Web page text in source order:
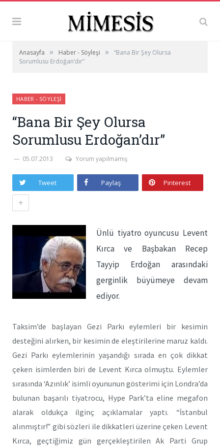
Anasayfa » Haber - Söyleşi »
“Bana Bir Şey Olursa
Sorumlusu Erdoğan’dır”
HABER - SÖYLEŞI
“Bana Bir Şey Olursa
Sorumlusu Erdoğan’dır”
05.07.2013 Yorum yapılmamış
Tweet Paylaş Pinterest
+
Ünlü tiyatro oyuncusu Levent
Kırca ve Başbakan Recep
Tayyip Erdoğan arasındaki
gerginlik büyümeye devam
ediyor.
Taksim’de başlayan Gezi Parkı eylemleri bir kesimin
desteğini alırken, bir kesimin de eleştirilerine maruz kaldı.
Gezi Parkı eylemlerinin yaşandığı sırada en çok dikkat
çeken isimlerden biri de Levent Kırca olmuştu. Eylemler
sırasında ‘Azınlık’ isimli oyununun gösterimi için Londra’da
bulunan başarılı tiyatrocu, Hype Park’ta eline megafon
alarak oldukça ilginç açıklamalar yaptı. “İstanbul
alınmıştır!” gibi sözleri ile dikkatleri üzerine çeken Levent
Kırca, geçtiğimiz gün gerçekleştirilen Ak Parti Grup